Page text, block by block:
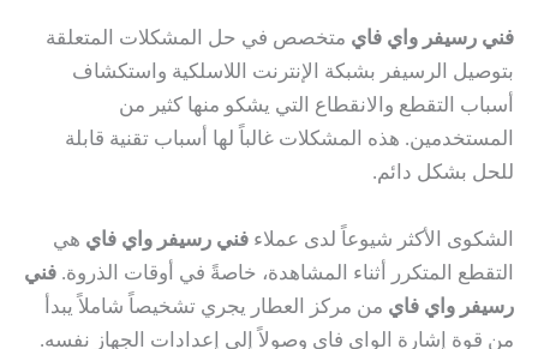
فني رسيفر واي فاي متخصص في حل المشكلات المتعلقة
بتوصيل الرسيفر بشبكة الإنترنت اللاسلكية واستكشاف
أسباب التقطع والانقطاع التي يشكو منها كثير من
المستخدمين. هذه المشكلات غالباً لها أسباب تقنية قابلة
للحل بشكل دائم.
الشكوى الأكثر شيوعاً لدى عملاء فني رسيفر واي فاي هي
التقطع المتكرر أثناء المشاهدة، خاصةً في أوقات الذروة. فني
رسيفر واي فاي من مركز العطار يجري تشخيصاً شاملاً يبدأ
من قوة إشارة الواي فاي وصولاً إلى إعدادات الجهاز نفسه.